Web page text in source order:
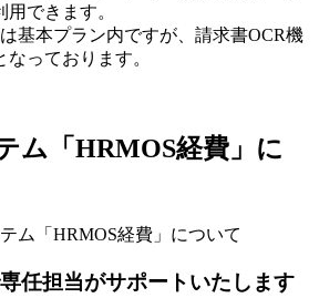
できます。
基本プラン内ですが、請求書OCR機
っております。
ム「HRMOS経費」に
任担当がサポートいたします